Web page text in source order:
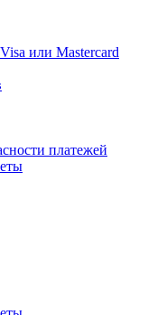
или Masterсard
платежей